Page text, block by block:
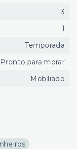
3
1
Temporada
Pronto para morar
Mobiliado